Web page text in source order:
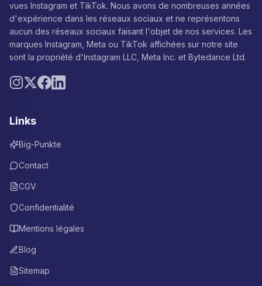
vues Instagram et TikTok. Nous avons de nombreuses années
d'expérience dans les réseaux sociaux et ne représentons
aucun des réseaux sociaux faisant l'objet de nos services. Les
marques Instagram, Meta ou TikTok affichées sur notre site
sont la propriété d'Instagram LLC, Meta Inc. et Bytedance Ltd.
Links
Big-Punkte
Contact
CGV
Confidentialité
Mentions légales
Blog
Sitemap